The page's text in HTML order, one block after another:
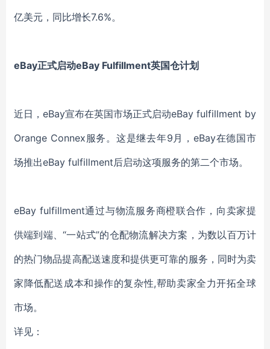
亿美元，同比增长7.6%。
eBay正式启动eBay Fulfillment英国仓计划
近日，eBay宣布在英国市场正式启动eBay fulfillment by
Orange Connex服务。这是继去年9月，eBay在德国市
场推出eBay fulfillment后启动这项服务的第二个市场。
eBay fulfillment通过与物流服务商橙联合作，向卖家提
供端到端、“一站式”的仓配物流解决方案，为数以百万计
的热门物品提高配送速度和提供更可靠的服务，同时为卖
家降低配送成本和操作的复杂性,帮助卖家全力开拓全球
市场。
详见：